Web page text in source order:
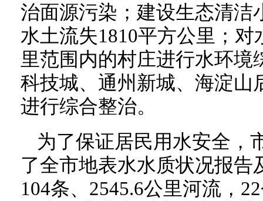
治面源污染；建设生态清洁
水土流失1810平方公里；对
里范围内的村庄进行水环境
科技城、通州新城、海淀山
进行综合整治。
为了保证居民用水安全，
了全市地表水水质状况报告
104条、2545.6公里河流，